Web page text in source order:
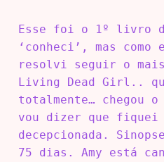
Esse foi o 1º livro
‘conheci’, mas como
resolvi seguir o
Living Dead Girl..
totalmente… chegou o
vou dizer que fiquei
decepcionada.
75 dias. Amy está